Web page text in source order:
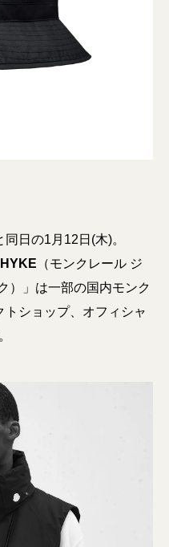
日の1月12日(木)。
（モンクレール ジ
）」は一部の国内モンク
トショップ、オフィシャ